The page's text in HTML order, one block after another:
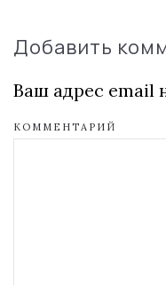
Добавить
Ваш адрес email
КОММЕНТАРИЙ